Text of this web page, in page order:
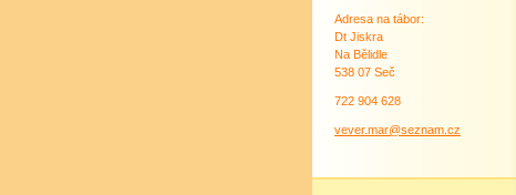
Adresa na tábor:
Dt Jiskra
Na Bělidle
538 07 Seč
722 904 628
vever.mar@seznam.cz